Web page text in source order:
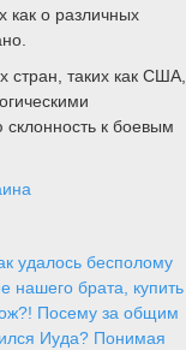
как о различных
стран, таких как США,
к боевым
удалось бесполому
нашего брата, купить
Посему за общим
Иуда? Понимая